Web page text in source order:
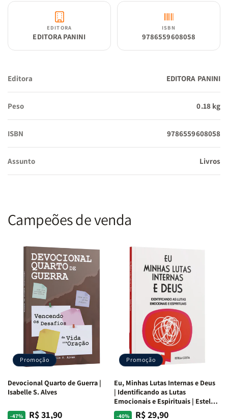
EDITORA
EDITORA PANINI
ISBN
9786559608058
Editora EDITORA PANINI
Peso 0.18 kg
ISBN 9786559608058
Assunto Livros
Campeões de venda
Promoção
Devocional Quarto de Guerra |
Isabelle S. Alves
-47%
Preço
PreçoR$ 31,90
Promoção
Eu, Minhas Lutas Internas e Deus
| Identificando as Lutas
Emocionais e Espirituais | Estela
Costa
-40%
Preço
PreçoR$ 29,90